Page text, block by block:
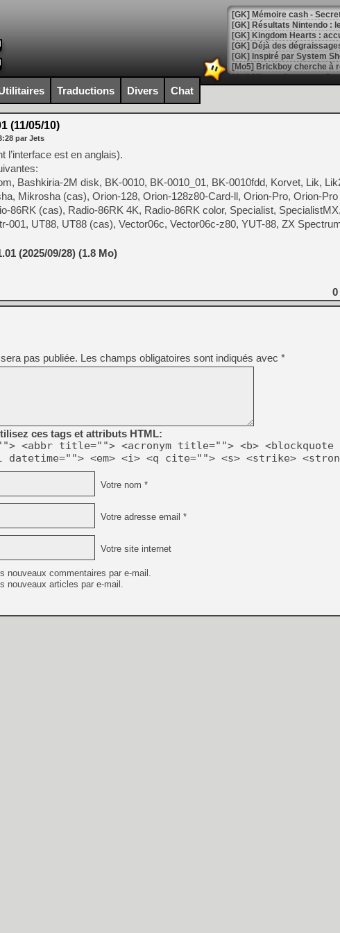
[GK] Mémoire cash -
[GK] Résultats Nintendo :
[GK] Déjà des
[Mo5] Brickboy cherche à
[GK] Minecraft et ses «
[GK] Beast of
[GK] Ubisoft : fin de partie
[GK] Mémoire cash -
[GK] Dan Houser (GTA)
[GK] Comment EA Sports
[GK] Crimson Moon : un
[GK] Isle of Reveries : le
[GK] Moonlighter 2 : The
[GK] Capcom relance
[Mo5] Deux inédits du
[GK] Le beat'em up The
[GK] Endless Legend 2 :
[LS] [PS5] Le WebKit
[GK] Oubliez Crazy Taxi,
[LS] [Switch] NSZ 5.0.0
[GK] No More Room in
[GK] Un chatbot Atelier
[GK] Mémoire cash -
[GK] Nvidia : le prix des
[GK] Suikoden Star Leap
[Mo5] La mini borne
[GK] Pourquoi Marvel
[GK] Test : Restory : Chill
[GK] GTA 6 : Rockstar
[GK] Hot Wheels Infinite
Traductions Divers Chat
(11/05/10)
par Jets
l’interface est en anglais).
Bashkiria-2M disk, BK-0010, BK-0010_01, BK-0010fdd, Korvet, Lik,
Mikrosha (cas), Orion-128, Orion-128z80-Card-ll, Orion-Pro, Orion-Pro
86RK (cas), Radio-86RK 4K, Radio-86RK color, Specialist, SpecialistMX,
001, UT88, UT88 (cas), Vector06c, Vector06c-z80, YUT-88, ZX
(2025/09/28) (1.8 Mo)
0
pas publiée. Les champs obligatoires sont indiqués avec *
ces tags et attributs HTML:
<abbr title=""> <acronym title=""> <b> <blockquote
datetime=""> <em> <i> <q cite=""> <s> <strike>
Votre nom *
Votre adresse email *
Votre site internet
nouveaux commentaires par e-mail.
nouveaux articles par e-mail.